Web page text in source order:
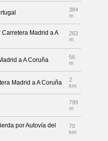
384
m
Madrid a A
263
m
a A Coruña
56
m
Madrid a A Coruña
2
km
799
m
por Autovía del
70
km